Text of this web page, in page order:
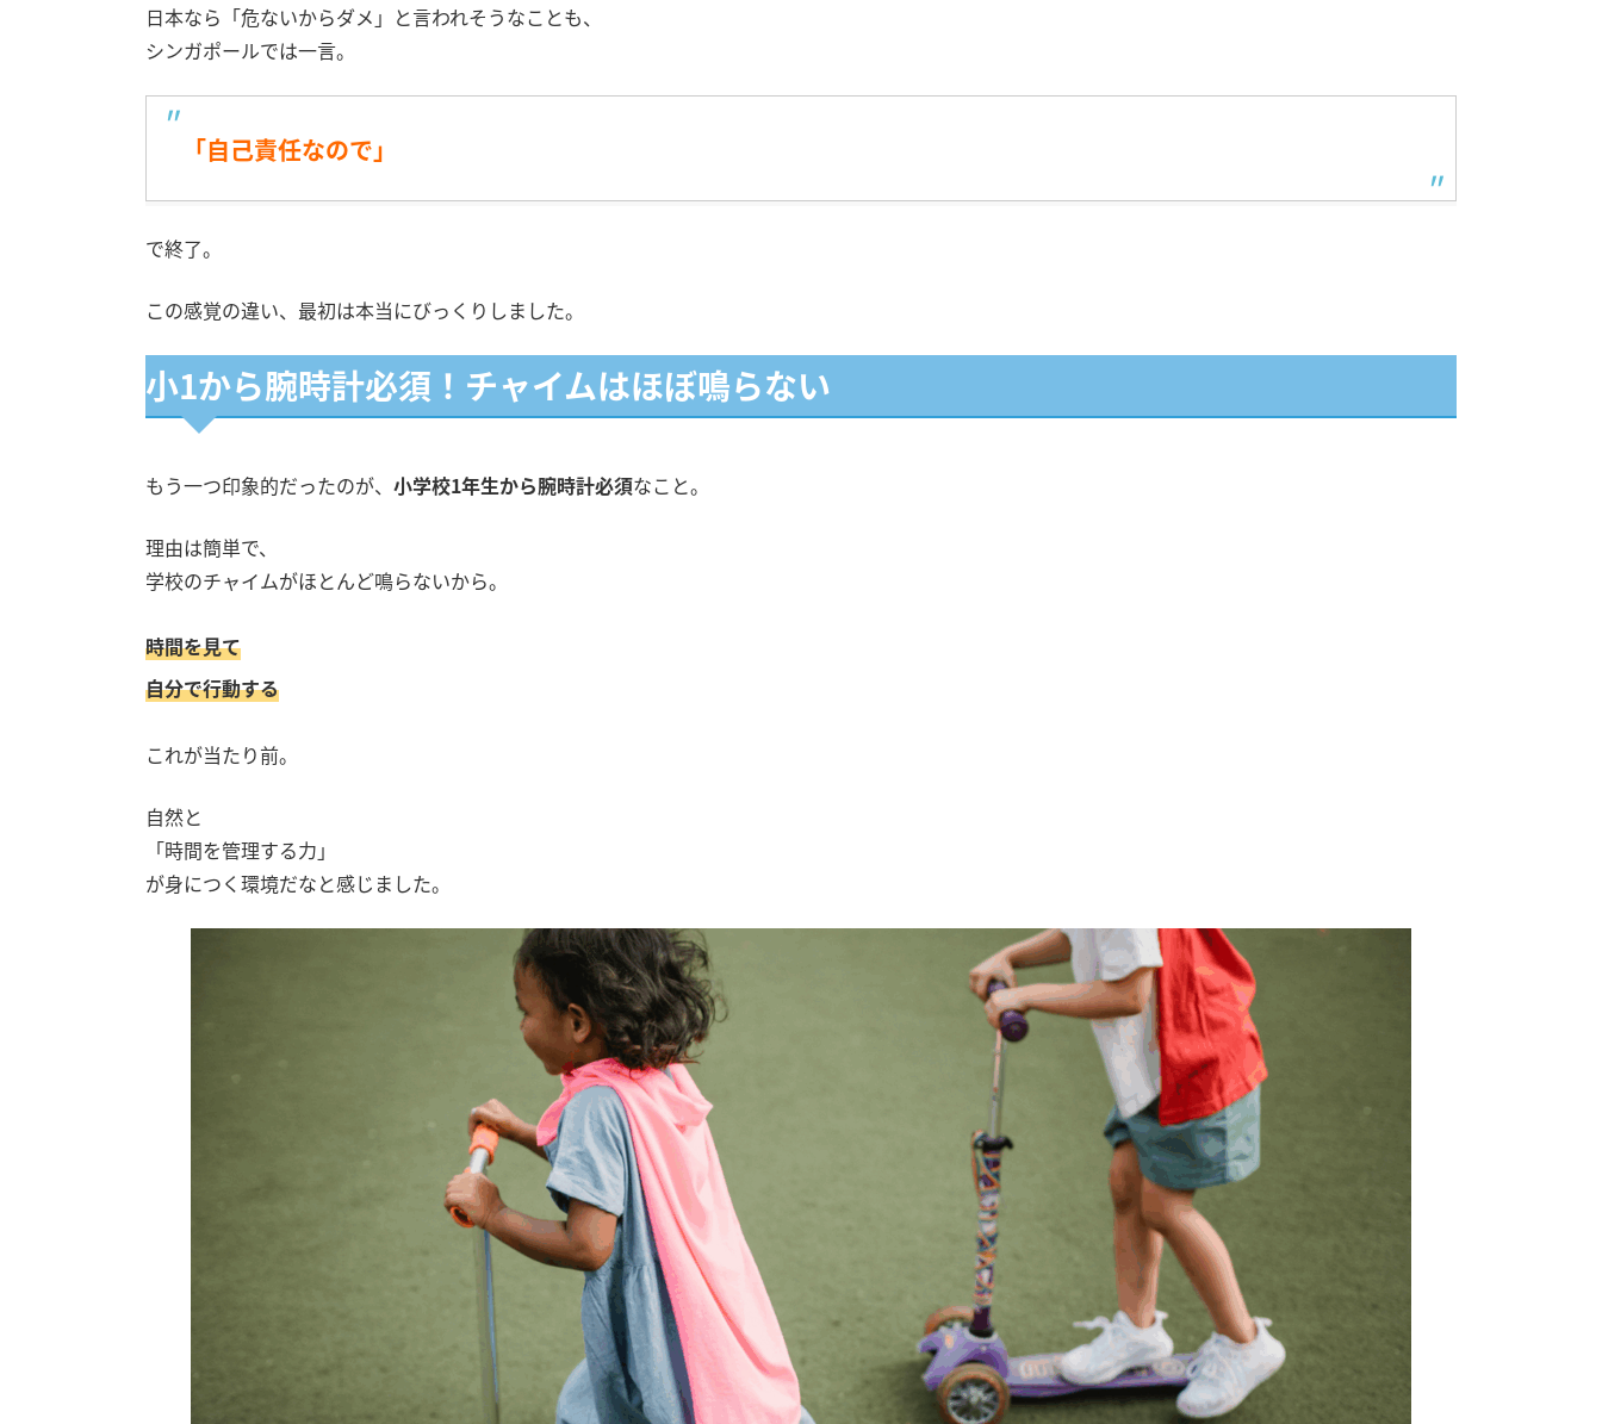
日本なら「危ないからダメ」と言われそうなことも、
シンガポールでは一言。
「自己責任なので」
で終了。
この感覚の違い、最初は本当にびっくりしました。
小1から腕時計必須！チャイムはほぼ鳴らない
もう一つ印象的だったのが、 小学校1年生から腕時計必須なこと。
理由は簡単で、
学校のチャイムがほとんど鳴らないから。
時間を見て
自分で行動する
これが当たり前。
自然と
「時間を管理する力」
が身につく環境だなと感じました。